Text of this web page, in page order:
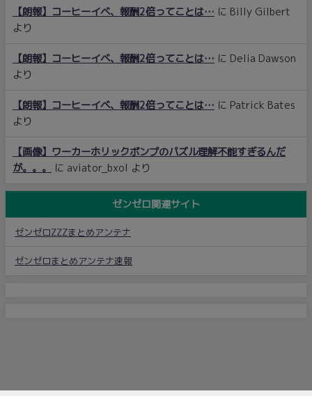
【朗報】コーヒーイベ、報酬2倍ってことは… に Billy Gilbert
より
【朗報】コーヒーイベ、報酬2倍ってことは… に Delia Dawson
より
【朗報】コーヒーイベ、報酬2倍ってことは… に Patrick Bates
より
【画像】ワーカーホリックボンプのパズル理解不能すぎるんだ
が。。。
に aviator_bxol より
ゼンゼロ関連サイト
ゼンゼロZZZまとめアンテナ
ゼンゼロまとめアンテナ速報